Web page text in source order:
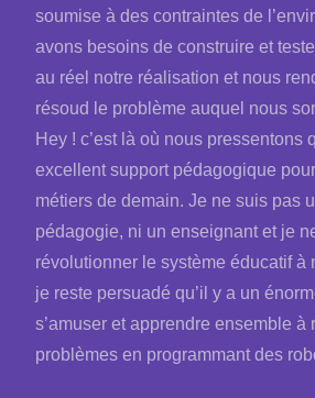
soumise à des contraintes de
avons besoins de construire et
au réel notre réalisation et nous
résoud le problème auquel nous
Hey ! c’est là où nous pressentons
excellent support pédagogique
métiers de demain. Je ne suis pas
pédagogie, ni un enseignant et je
révolutionner le système éducatif à
je reste persuadé qu’il y a un
s’amuser et apprendre ensemble à
problèmes en programmant des